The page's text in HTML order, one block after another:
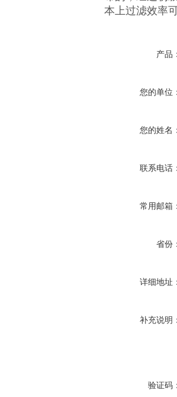
本上过滤效率
产品
您的单位
您的姓名
联系电话
常用邮箱
省份
详细地址
补充说明
验证码